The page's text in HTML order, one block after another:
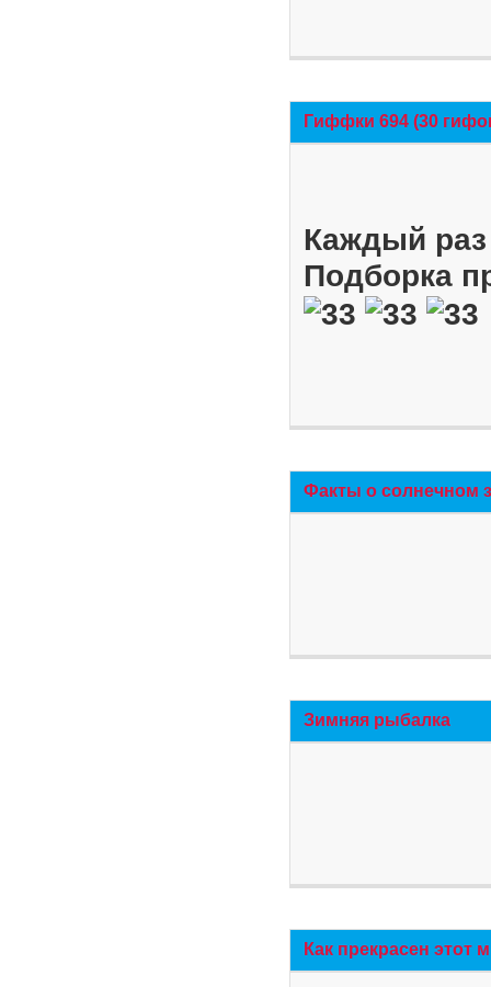
Гиффки 694 (30
Каждый
Подборка
Факты о солнечном
Зимняя рыбалка
Как прекрасен этот